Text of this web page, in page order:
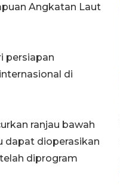
Angkatan Laut
persiapan
di
ranjau bawah
dapat dioperasikan
diprogram